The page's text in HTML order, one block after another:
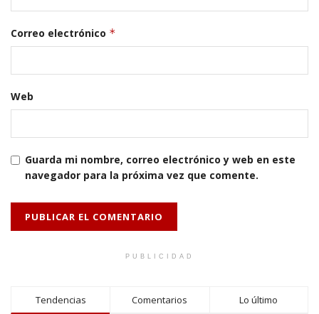
Correo electrónico *
Web
Guarda mi nombre, correo electrónico y web en este
navegador para la próxima vez que comente.
PUBLICIDAD
Tendencias Comentarios Lo último